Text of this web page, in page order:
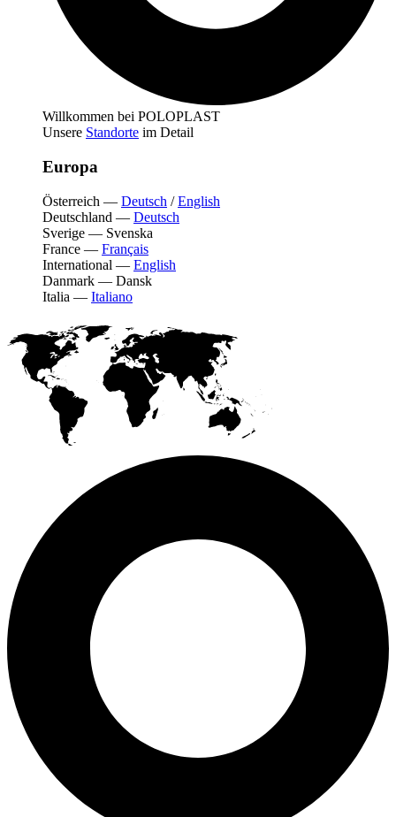
Willkommen bei POLOPLAST
Unsere Standorte im Detail
Europa
Österreich — Deutsch /English
Deutschland — Deutsch
Sverige — Svenska
France — Français
International — English
Danmark — Dansk
Italia — Italiano